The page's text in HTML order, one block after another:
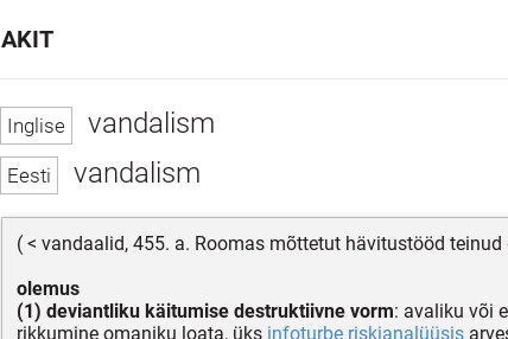
vandalism
vandalism
( < vandaalid, 455. a. Roomas mõttetut hävitustööd
olemus
(1) deviantliku käitumise destruktiivne vorm: avaliku või
rikkumine omaniku loata, üks infoturbe riskianalüüsis
AKIT